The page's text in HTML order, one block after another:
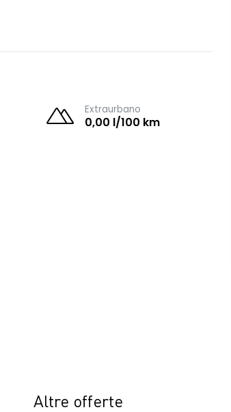
Extraurbano
0,00 l/100 km
Altre offerte